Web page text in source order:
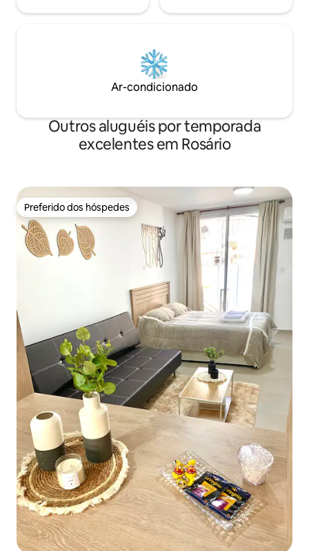
Ar-condicionado
Outros aluguéis por temporada
excelentes em Rosário
Preferido dos hóspedes
Preferido dos hóspedes